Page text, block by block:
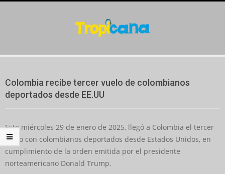
Menu
Colombia recibe tercer vuelo de colombianos
deportados desde EE.UU
Este miércoles 29 de enero de 2025, llegó a Colombia el tercer
vuelo con colombianos deportados desde Estados Unidos, en
cumplimiento de la orden emitida por el presidente
norteamericano Donald Trump.